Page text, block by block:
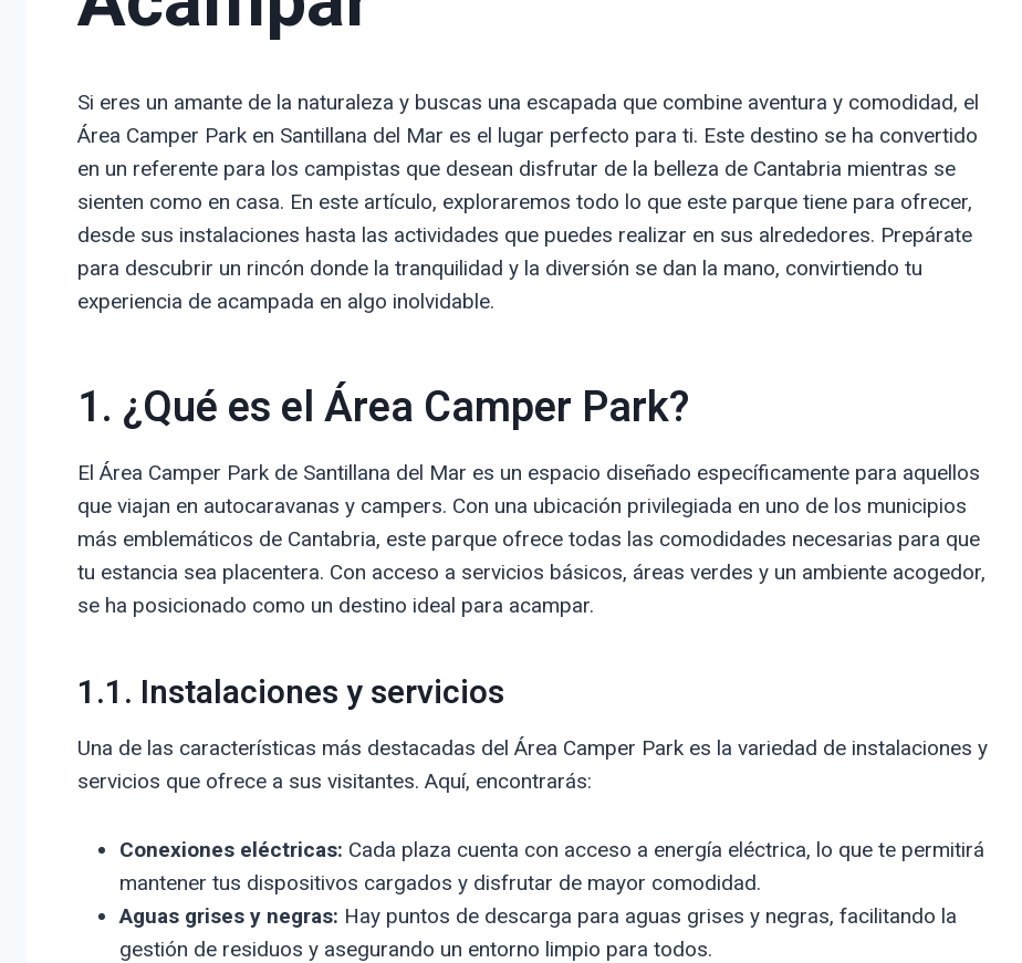
Si eres un amante de la naturaleza y buscas una escapada que combine aventura y comodidad, el
Área Camper Park en Santillana del Mar es el lugar perfecto para ti. Este destino se ha convertido
en un referente para los campistas que desean disfrutar de la belleza de Cantabria mientras se
sienten como en casa. En este artículo, exploraremos todo lo que este parque tiene para ofrecer,
desde sus instalaciones hasta las actividades que puedes realizar en sus alrededores. Prepárate
para descubrir un rincón donde la tranquilidad y la diversión se dan la mano, convirtiendo tu
experiencia de acampada en algo inolvidable.
1. ¿Qué es el Área Camper Park?
El Área Camper Park de Santillana del Mar es un espacio diseñado específicamente para aquellos
que viajan en autocaravanas y campers. Con una ubicación privilegiada en uno de los municipios
más emblemáticos de Cantabria, este parque ofrece todas las comodidades necesarias para que
tu estancia sea placentera. Con acceso a servicios básicos, áreas verdes y un ambiente acogedor,
se ha posicionado como un destino ideal para acampar.
1.1. Instalaciones y servicios
Una de las características más destacadas del Área Camper Park es la variedad de instalaciones y
servicios que ofrece a sus visitantes. Aquí, encontrarás:
Conexiones eléctricas: Cada plaza cuenta con acceso a energía eléctrica, lo que te permitirá
mantener tus dispositivos cargados y disfrutar de mayor comodidad.
Aguas grises y negras: Hay puntos de descarga para aguas grises y negras, facilitando la
gestión de residuos y asegurando un entorno limpio para todos.